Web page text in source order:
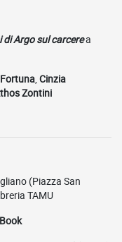
di Argo sul carcerea
, Cinzia
Zontini
(Piazza San
TAMU